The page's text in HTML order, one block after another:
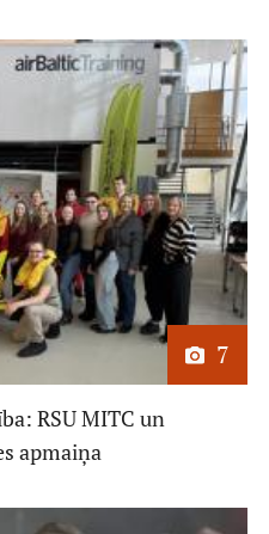
7
RSU MITC un
apmaiņa